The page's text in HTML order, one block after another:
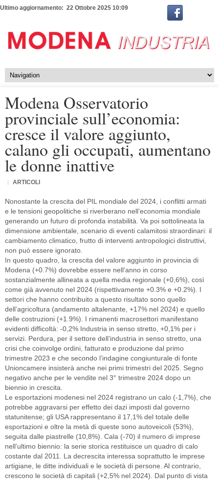
Ultimo aggiornamento: 22 Ottobre 2025 10:09
Modena Osservatorio
provinciale sull’economia:
cresce il valore aggiunto,
calano gli occupati, aumentano
le donne inattive
ARTICOLI
Nonostante la crescita del PIL mondiale del 2024, i conflitti armati
e le tensioni geopolitiche si riverberano nell’economia mondiale
generando un futuro di profonda instabilità. Va poi sottolineata la
dimensione ambientale, scenario di eventi calamitosi straordinari: il
cambiamento climatico, frutto di interventi antropologici distruttivi,
non può essere ignorato.
In questo quadro, la crescita del valore aggiunto in provincia di
Modena (+0.7%) dovrebbe essere nell’anno in corso
sostanzialmente allineata a quella media regionale (+0,6%), così
come già avvenuto nel 2024 (rispettivamente +0.3% e +0.2%). I
settori che hanno contribuito a questo risultato sono quello
dell’agricoltura (andamento altalenante, +17% nel 2024) e quello
delle costruzioni (+1.9%). I rimanenti macrosettori manifestano
evidenti difficoltà: -0,2% Industria in senso stretto, +0,1% per i
servizi. Perdura, per il settore dell’industria in senso stretto, una
crisi che coinvolge ordini, fatturato e produzione dal primo
trimestre 2023 e che secondo l’indagine congiunturale di fonte
Unioncamere insisterà anche nei primi trimestri del 2025. Segno
negativo anche per le vendite nel 3° trimestre 2024 dopo un
biennio in crescita.
Le esportazioni modenesi nel 2024 registrano un calo (-1,7%), che
potrebbe aggravarsi per effetto dei dazi imposti dal governo
statunitense; gli USA rappresentano il 17,1% del totale delle
esportazioni e oltre la metà di queste sono autoveicoli (53%),
seguita dalle piastrelle (10,8%). Cala (-70) il numero di imprese
nell’ultimo biennio: la serie storica restituisce un quadro di calo
costante dal 2011. La decrescita interessa soprattutto le imprese
artigiane, le ditte individuali e le società di persone. Al contrario,
crescono le società di capitali (+2,5% nel 2024). Dal punto di vista